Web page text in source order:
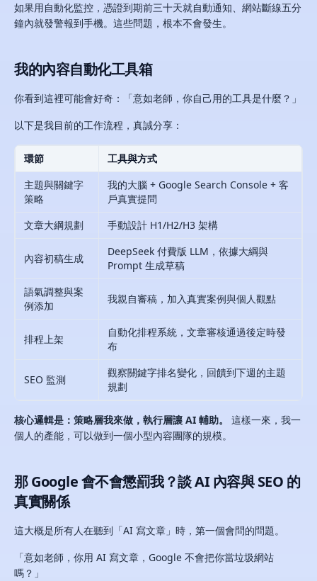
如果用自動化監控，憑證到期前三十天就自動通知、網站斷線五分
鐘內就發警報到手機。這些問題，根本不會發生。
我的內容自動化工具箱
你看到這裡可能會好奇：「意如老師，你自己用的工具是什麼？」
以下是我目前的工作流程，真誠分享：
環節
工具與方式
主題與關鍵字
策略
我的大腦 + Google Search Console + 客
戶真實提問
文章大綱規劃
手動設計 H1/H2/H3 架構
內容初稿生成
DeepSeek 付費版 LLM，依據大綱與
Prompt 生成草稿
語氣調整與案
例添加
我親自審稿，加入真實案例與個人觀點
排程上架
自動化排程系統，文章審核通過後定時發
布
SEO 監測
觀察關鍵字排名變化，回饋到下週的主題
規劃
核心邏輯是：策略層我來做，執行層讓 AI 輔助。
這樣一來，我一
個人的產能，可以做到一個小型內容團隊的規模。
那 Google 會不會懲罰我？談 AI 內容與 SEO 的
真實關係
這大概是所有人在聽到「AI 寫文章」時，第一個會問的問題。
「意如老師，你用 AI 寫文章，Google 不會把你當垃圾網站
嗎？」